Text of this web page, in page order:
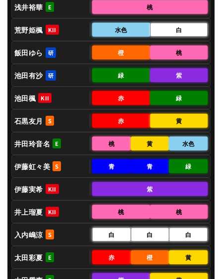
浅井裕華 E 桃
荒野姫楓 KII 水色 白
飯田ゆら 研 橙 桃
池田有沙 研 緑 紫
池田楓 KII 赤 緑
石黒友月 S 赤 黄
井田玲音名 E 桃 黄 水色
伊藤虹々美 S 青 青 緑
伊藤実希 KII 紫
井上瑠夏 KII 桃 桃
入内嶋涼 S 白 白 白
太田彩夏 E 赤 橙 黄